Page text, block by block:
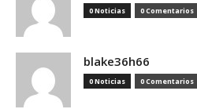
0 Noticias 0 Comentarios
blake36h66
0 Noticias 0 Comentarios